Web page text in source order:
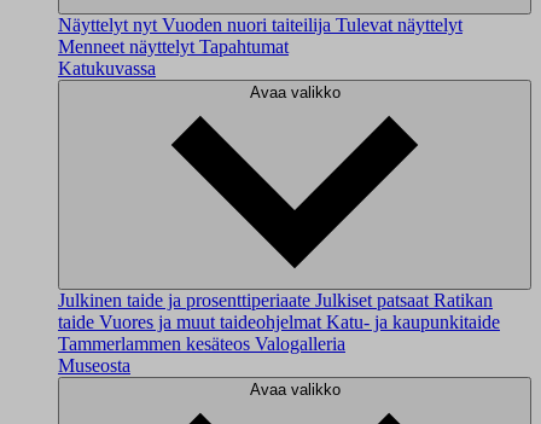
Näyttelyt nyt Vuoden nuori taiteilija Tulevat näyttelyt
Menneet näyttelyt Tapahtumat
Katukuvassa
Avaa valikko
Julkinen taide ja prosenttiperiaate Julkiset patsaat Ratikan
taide Vuores ja muut taideohjelmat Katu- ja kaupunkitaide
Tammerlammen kesäteos Valogalleria
Museosta
Avaa valikko